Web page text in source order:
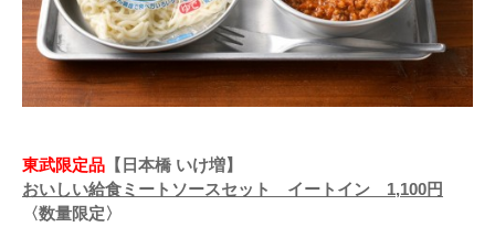
東武限定品 【日本橋 いけ増】
おいしい給食ミートソースセット イートイン 1,100円
〈数量限定〉